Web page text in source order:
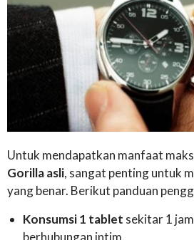
Untuk mendapatkan manfaat
Gorilla asli, sangat penting untuk
yang benar. Berikut panduan
Konsumsi 1 tablet sekitar 1
berhubungan intim.